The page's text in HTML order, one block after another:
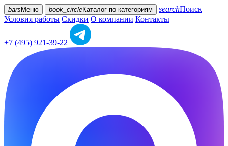
bars Меню book_circleКаталог по категориям searchПоиск
Условия работы Скидки О компании Контакты
+7 (495) 921-39-22